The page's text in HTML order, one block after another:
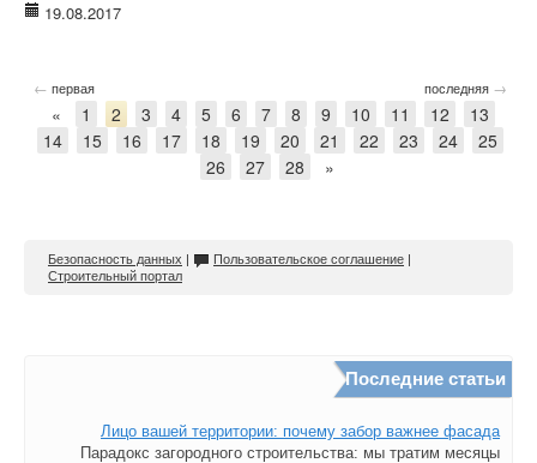
19.08.2017
← первая последняя →
« 1 2 3 4 5 6 7 8 9 10 11 12
13
14
15 16 17 18 19 20 21 22 23 24
25
26
27 28 »
Безопасность данных | Пользовательское соглашение |
Строительный портал
Последние статьи
Лицо вашей территории: почему забор важнее фасада
Парадокс загородного строительства: мы тратим месяцы